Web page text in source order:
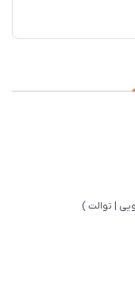
| توالت )